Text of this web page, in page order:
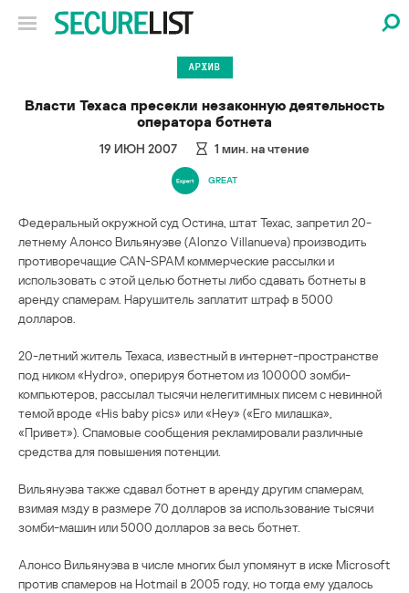
АРХИВ
Власти Техаса пресекли незаконную деятельность
оператора ботнета
19 ИЮН 2007 1 мин. на чтение
GREAT
Федеральный окружной суд Остина, штат Техас, запретил 20-
летнему Алонсо Вильянуэве (Alonzo Villanueva) производить
противоречащие CAN-SPAM коммерческие рассылки и
использовать с этой целью ботнеты либо сдавать ботнеты в
аренду спамерам. Нарушитель заплатит штраф в 5000
долларов.
20-летний житель Техаса, известный в интернет-пространстве
под ником «Hydro», оперируя ботнетом из 100000 зомби-
компьютеров, рассылал тысячи нелегитимных писем с невинной
темой вроде «His baby pics» или «Hey» («Его милашка»,
«Привет»). Спамовые сообщения рекламировали различные
средства для повышения потенции.
Вильянуэва также сдавал ботнет в аренду другим спамерам,
взимая мзду в размере 70 долларов за использование тысячи
зомби-машин или 5000 долларов за весь ботнет.
Алонсо Вильянуэва в числе многих был упомянут в иске Microsoft
против спамеров на Hotmail в 2005 году, но тогда ему удалось